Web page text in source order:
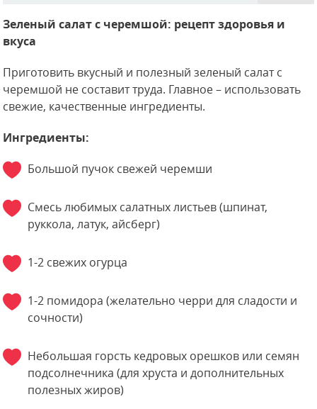
Зеленый салат с черемшой: рецепт здоровья и
вкуса
Приготовить вкусный и полезный зеленый салат с
черемшой не составит труда. Главное – использовать
свежие, качественные ингредиенты.
Ингредиенты:
Большой пучок свежей черемши
Смесь любимых салатных листьев (шпинат,
руккола, латук, айсберг)
1-2 свежих огурца
1-2 помидора (желательно черри для сладости и
сочности)
Небольшая горсть кедровых орешков или семян
подсолнечника (для хруста и дополнительных
полезных жиров)